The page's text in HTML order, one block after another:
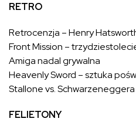
RETRO
Retrocenzja – Henry
Front Mission –
Amiga nadal grywalna
Heavenly Sword – sztuka
Stallone vs.
FELIETONY